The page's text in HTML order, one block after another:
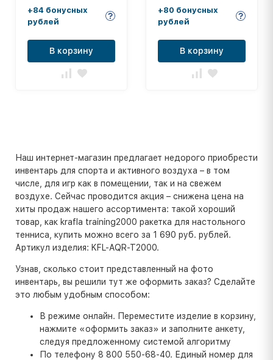
+84 бонусных
рублей
В корзину
+80 бонусных
рублей
В корзину
Наш интернет-магазин предлагает недорого приобрести
инвентарь для спорта и активного воздуха – в том
числе, для игр как в помещении, так и на свежем
воздухе. Сейчас проводится акция – снижена цена на
хиты продаж нашего ассортимента: такой хороший
товар, как krafla training2000 ракетка для настольного
тенниса, купить можно всего за 1 690 руб. рублей.
Артикул изделия: KFL-AQR-T2000.
Узнав, сколько стоит представленный на фото
инвентарь, вы решили тут же оформить заказ? Сделайте
это любым удобным способом:
В режиме онлайн. Переместите изделие в корзину,
нажмите «оформить заказ» и заполните анкету,
следуя предложенному системой алгоритму
По телефону 8 800 550-68-40. Единый номер для